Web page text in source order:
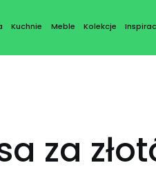
Kuchnie Meble Kolekcje
za